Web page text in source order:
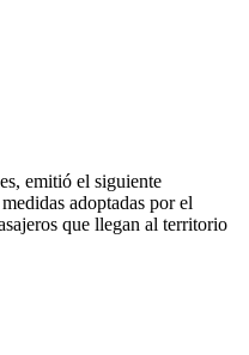
emitió el siguiente
adoptadas por el
que llegan al territorio